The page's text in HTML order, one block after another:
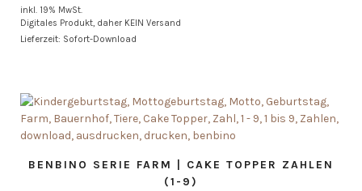
inkl. 19% MwSt.
Digitales Produkt, daher KEIN Versand
Lieferzeit: Sofort-Download
BENBINO SERIE FARM | CAKE TOPPER ZAHLEN
(1-9)